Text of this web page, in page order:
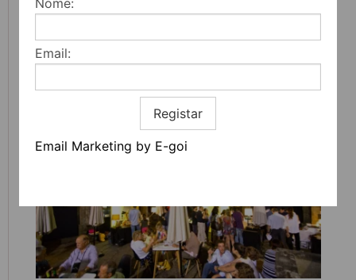
Email:
Registar
Email Marketing by E-goi
FEIRA DO LIVRO DO PORTO REGRESSA COM
MAIS DE 200 ATIVIDADES DEDICADAS À